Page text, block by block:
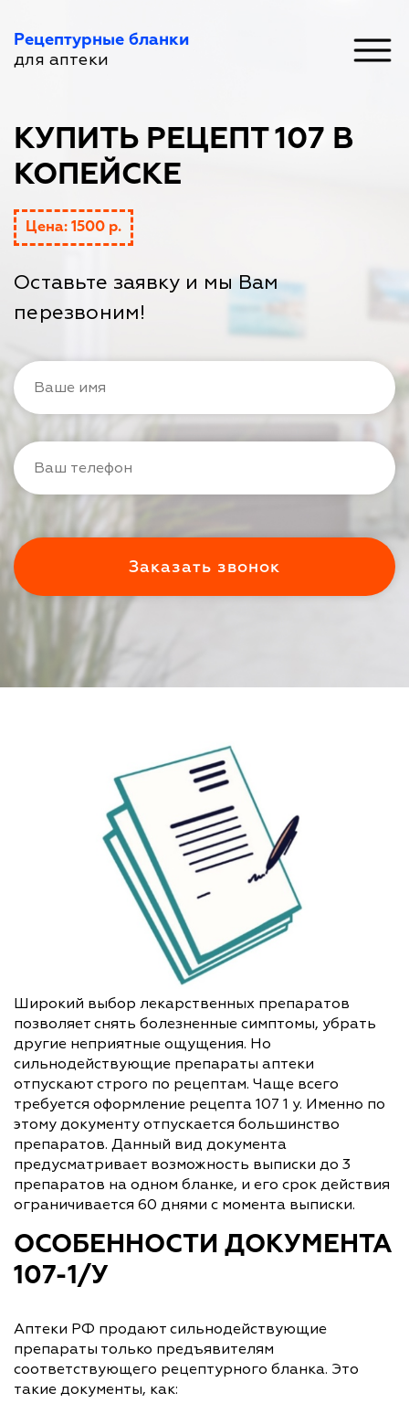
Рецептурные бланки
для аптеки
КУПИТЬ РЕЦЕПТ 107 В
КОПЕЙСКЕ
Цена: 1500 р.
Оставьте заявку и мы Вам
перезвоним!
Широкий выбор лекарственных препаратов
позволяет снять болезненные симптомы, убрать
другие неприятные ощущения. Но
сильнодействующие препараты аптеки
отпускают строго по рецептам. Чаще всего
требуется оформление рецепта 107 1 у. Именно по
этому документу отпускается большинство
препаратов. Данный вид документа
предусматривает возможность выписки до 3
препаратов на одном бланке, и его срок действия
ограничивается 60 днями с момента выписки.
ОСОБЕННОСТИ ДОКУМЕНТА
107-1/У
Аптеки РФ продают сильнодействующие
препараты только предъявителям
соответствующего рецептурного бланка. Это
такие документы, как: